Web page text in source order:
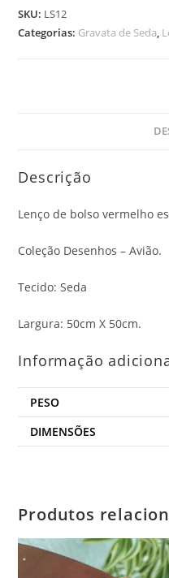
SKU: LS12
Categorias: Gravata de Seda,
Descrição
Lenço de bolso vermelho
Coleção Desenhos – Avião.
Tecido: Seda
Largura: 50cm X 50cm.
Informação
PESO
DIMENSÕES
Produtos